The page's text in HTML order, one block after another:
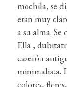
mochila, se
eran muy
a su alma. Se
Ella ,
caserón
minimalista.
colores,